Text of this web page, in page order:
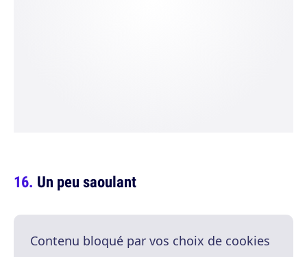
Un peu saoulant
Contenu bloqué par vos choix de cookies